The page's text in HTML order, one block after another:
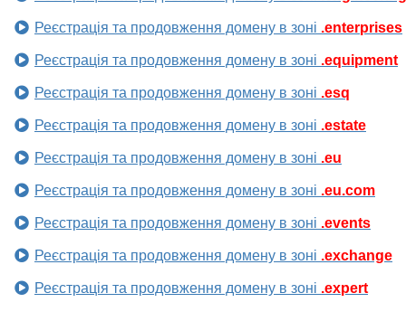
Реєстрація та продовження домену в зоні .enterprises
Реєстрація та продовження домену в зоні .equipment
Реєстрація та продовження домену в зоні .esq
Реєстрація та продовження домену в зоні .estate
Реєстрація та продовження домену в зоні .eu
Реєстрація та продовження домену в зоні .eu.com
Реєстрація та продовження домену в зоні .events
Реєстрація та продовження домену в зоні .exchange
Реєстрація та продовження домену в зоні .expert